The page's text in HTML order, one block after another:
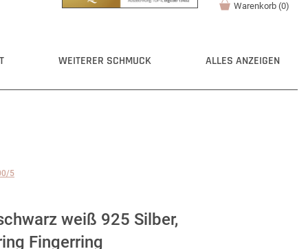
Warenkorb (0)
WEITERER SCHMUCK ALLES ANZEIGEN
5
weiß 925 Silber,
Fingerring